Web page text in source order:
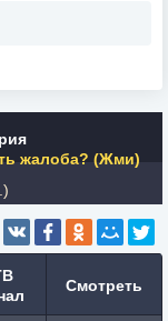
жалоба? (Жми)
Смотреть